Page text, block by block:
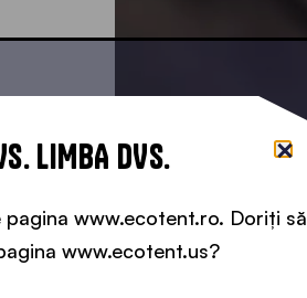
LIMBA DVS.
pagina www.ecotent.ro. Doriți să
www.ecotent.us?